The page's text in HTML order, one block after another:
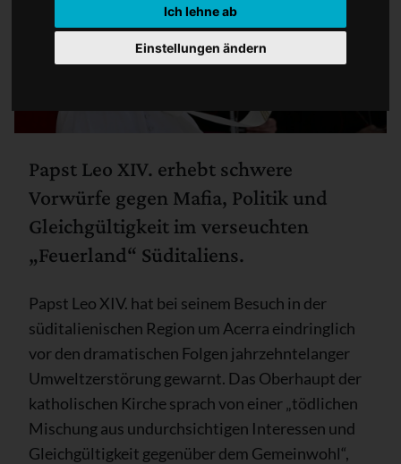
Ich lehne ab
Einstellungen ändern
Papst Leo XIV. erhebt schwere
Vorwürfe gegen Mafia, Politik und
Gleichgültigkeit im verseuchten
„Feuerland“ Süditaliens.
Papst Leo XIV. hat bei seinem Besuch in der
süditalienischen Region um Acerra eindringlich
vor den dramatischen Folgen jahrzehntelanger
Umweltzerstörung gewarnt. Das Oberhaupt der
katholischen Kirche sprach von einer „tödlichen
Mischung aus undurchsichtigen Interessen und
Gleichgültigkeit gegenüber dem Gemeinwohl“,